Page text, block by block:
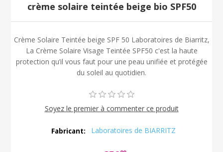
crème solaire teintée beige bio SPF50
Crème Solaire Teintée beige SPF 50 Laboratoires de Biarritz,
La Crème Solaire Visage Teintée SPF50 c'est la haute
protection qu’il vous faut pour une peau unifiée et protégée
du soleil au quotidien.
Soyez le premier à commenter ce produit
Fabricant: Laboratoires de BIARRITZ